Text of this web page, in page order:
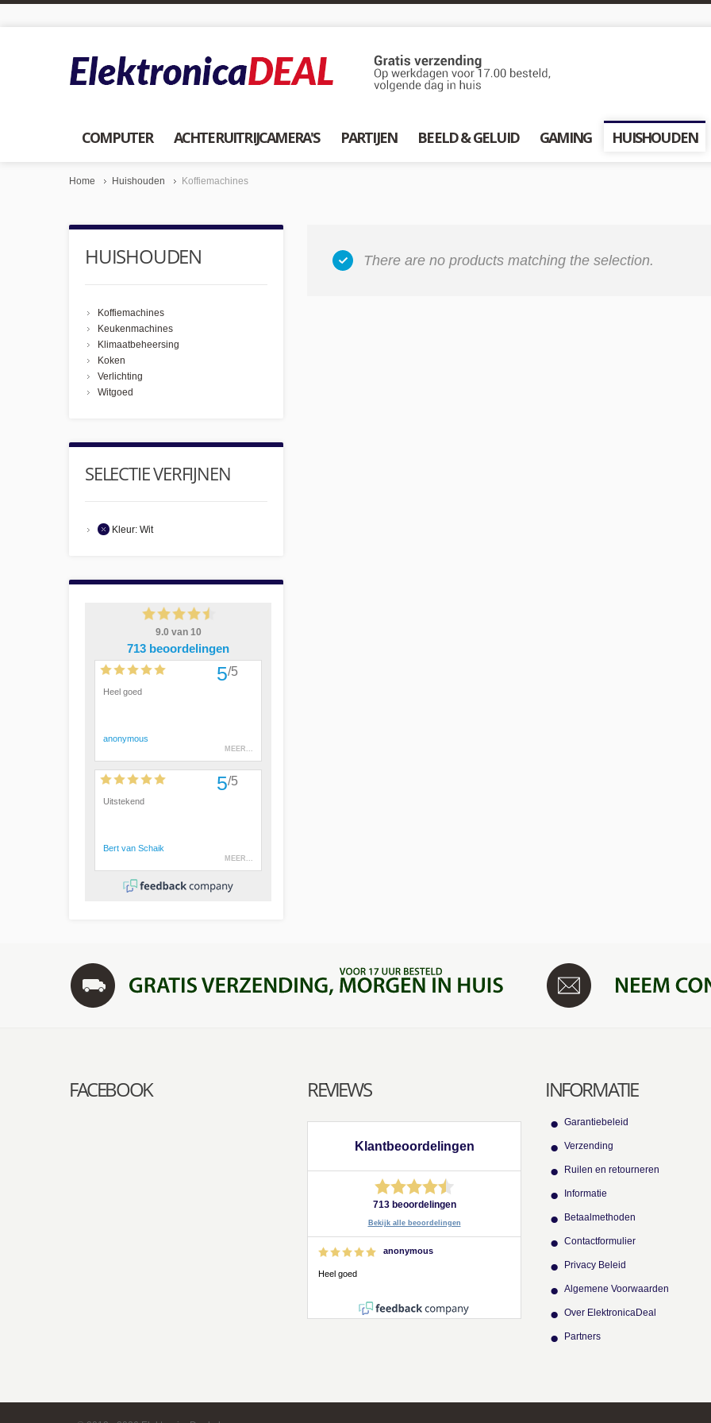
COMPUTER ACHTERUITRIJCAMERA'S PARTIJEN BEELD & GELUID GAMING HUISHOUDEN
Home Huishouden Koffiemachines
There are no products matching the selection.
HUISHOUDEN
Koffiemachines
Keukenmachines
Klimaatbeheersing
Koken
Verlichting
Witgoed
SELECTIE VERFIJNEN
Kleur: Wit
FACEBOOK REVIEWS
Klantbeoordelingen
713 beoordelingen
Bekijk alle beoordelingen
anonymous
Heel goed
INFORMATIE
Garantiebeleid
Verzending
Ruilen en retourneren
Informatie
Betaalmethoden
Contactformulier
Privacy Beleid
Algemene Voorwaarden
Over ElektronicaDeal
Partners